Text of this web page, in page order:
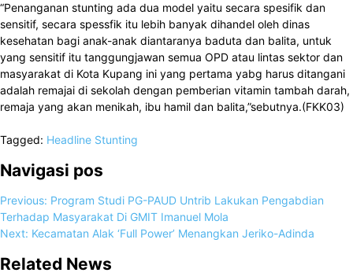
“Penanganan stunting ada dua model yaitu secara spesifik dan
sensitif, secara spessfik itu lebih banyak dihandel oleh dinas
kesehatan bagi anak-anak diantaranya baduta dan balita, untuk
yang sensitif itu tanggungjawan semua OPD atau lintas sektor dan
masyarakat di Kota Kupang ini yang pertama yabg harus ditangani
adalah remajai di sekolah dengan pemberian vitamin tambah darah,
remaja yang akan menikah, ibu hamil dan balita,”sebutnya.(FKK03)
Tagged: Headline Stunting
Navigasi pos
Previous: Program Studi PG-PAUD Untrib Lakukan Pengabdian
Terhadap Masyarakat Di GMIT Imanuel Mola
Next: Kecamatan Alak ‘Full Power’ Menangkan Jeriko-Adinda
Related News